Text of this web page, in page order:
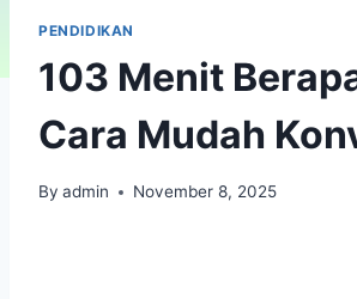
PENDIDIKAN
103 Menit
Cara Mudah
By admin November 8, 2025